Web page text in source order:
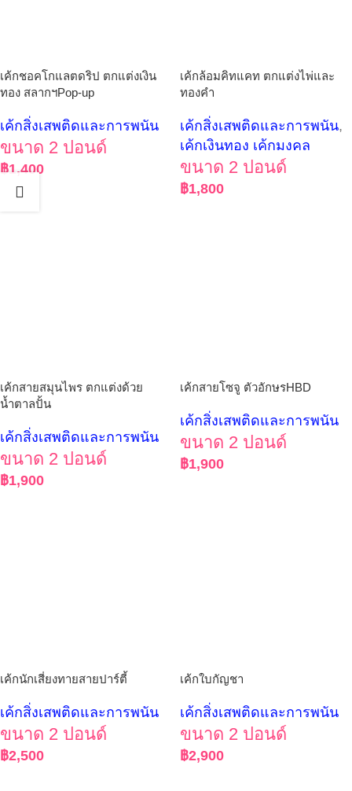
เค้กชอคโกแลตดริป ตกแต่งเงิน
ทอง สลากฯPop-up
เค้กสิ่งเสพติดและการพนัน
ขนาด 2 ปอนด์
฿1,400
เค้กล้อมคิทแคท ตกแต่งไพ่และ
ทองคำ
เค้กสิ่งเสพติดและการพนัน,
เค้กเงินทอง เค้กมงคล
ขนาด 2 ปอนด์
฿1,800
เค้กสายสมุนไพร ตกแต่งด้วย
น้ำตาลปั้น
เค้กสิ่งเสพติดและการพนัน
ขนาด 2 ปอนด์
฿1,900
เค้กสายโซจู ตัวอักษรHBD
เค้กสิ่งเสพติดและการพนัน
ขนาด 2 ปอนด์
฿1,900
เค้กนักเสี่ยงทายสายปาร์ตี้
เค้กสิ่งเสพติดและการพนัน
ขนาด 2 ปอนด์
฿2,500
เค้กใบกัญชา
เค้กสิ่งเสพติดและการพนัน
ขนาด 2 ปอนด์
฿2,900